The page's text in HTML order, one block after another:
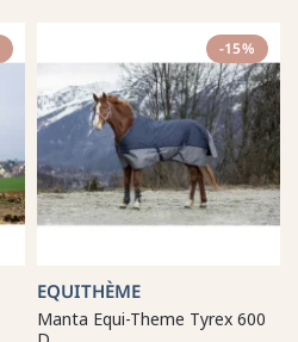
-15%
EQUITHÈME
Manta Equi-Theme Tyrex 600